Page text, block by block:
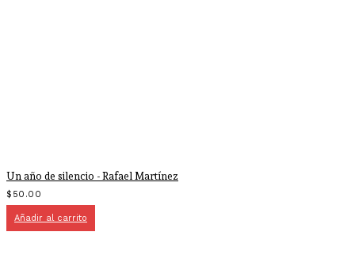
Un año de silencio - Rafael Martínez
$ 50.00
Añadir al carrito